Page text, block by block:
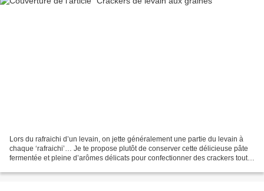
Lors du rafraichi d’un levain, on jette généralement une partie du levain à
chaque ‘rafraichi’… Je te propose plutôt de conserver cette délicieuse pâte
fermentée et pleine d’arômes délicats pour confectionner des crackers tout